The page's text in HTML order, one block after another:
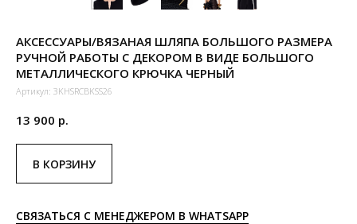
АКСЕССУАРЫ/ВЯЗАНАЯ ШЛЯПА БОЛЬШОГО РАЗМЕРА
РУЧНОЙ РАБОТЫ С ДЕКОРОМ В ВИДЕ БОЛЬШОГО
МЕТАЛЛИЧЕСКОГО КРЮЧКА ЧЕРНЫЙ
Артикул: 3KHSRCBKSS26
13 900 р.
В КОРЗИНУ
СВЯЗАТЬСЯ С МЕНЕДЖЕРОМ В WHATSAPP